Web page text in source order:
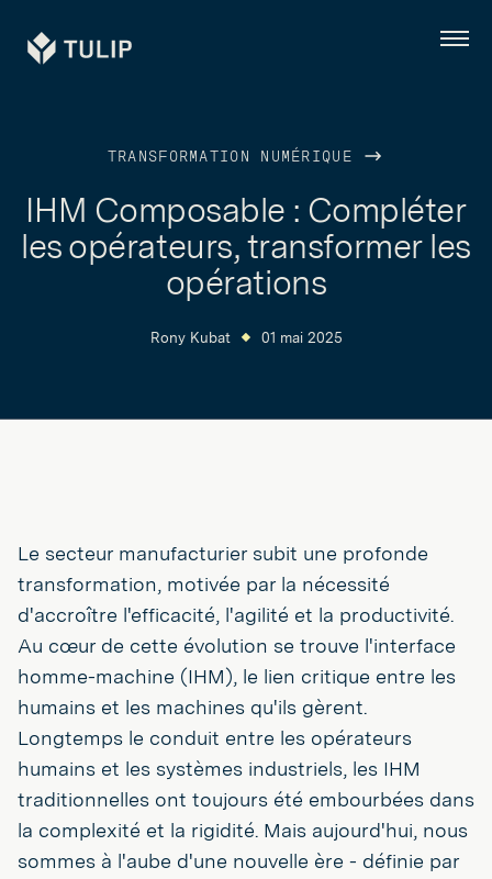
Tulip Menu
TRANSFORMATION NUMÉRIQUE
IHM Composable : Compléter
les opérateurs, transformer les
opérations
Rony Kubat 01 mai 2025
Le secteur manufacturier subit une profonde
transformation, motivée par la nécessité
d'accroître l'efficacité, l'agilité et la productivité.
Au cœur de cette évolution se trouve l'interface
homme-machine (IHM), le lien critique entre les
humains et les machines qu'ils gèrent.
Longtemps le conduit entre les opérateurs
humains et les systèmes industriels, les IHM
traditionnelles ont toujours été embourbées dans
la complexité et la rigidité. Mais aujourd'hui, nous
sommes à l'aube d'une nouvelle ère - définie par